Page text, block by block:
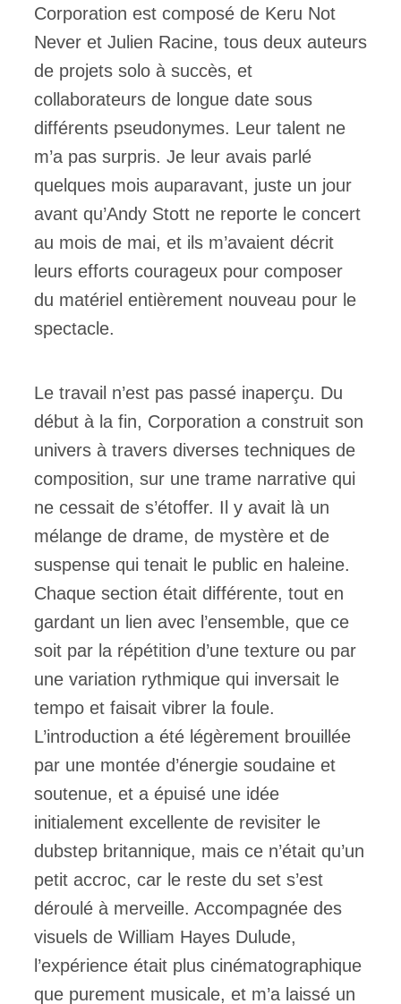
Corporation est composé de Keru Not
Never et Julien Racine, tous deux auteurs
de projets solo à succès, et
collaborateurs de longue date sous
différents pseudonymes. Leur talent ne
m’a pas surpris. Je leur avais parlé
quelques mois auparavant, juste un jour
avant qu’Andy Stott ne reporte le concert
au mois de mai, et ils m’avaient décrit
leurs efforts courageux pour composer
du matériel entièrement nouveau pour le
spectacle.
Le travail n’est pas passé inaperçu. Du
début à la fin, Corporation a construit son
univers à travers diverses techniques de
composition, sur une trame narrative qui
ne cessait de s’étoffer. Il y avait là un
mélange de drame, de mystère et de
suspense qui tenait le public en haleine.
Chaque section était différente, tout en
gardant un lien avec l’ensemble, que ce
soit par la répétition d’une texture ou par
une variation rythmique qui inversait le
tempo et faisait vibrer la foule.
L’introduction a été légèrement brouillée
par une montée d’énergie soudaine et
soutenue, et a épuisé une idée
initialement excellente de revisiter le
dubstep britannique, mais ce n’était qu’un
petit accroc, car le reste du set s’est
déroulé à merveille. Accompagnée des
visuels de William Hayes Dulude,
l’expérience était plus cinématographique
que purement musicale, et m’a laissé un